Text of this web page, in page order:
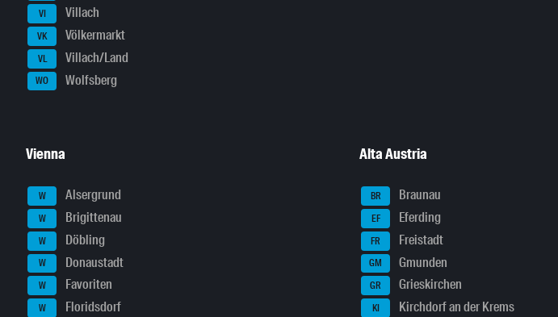
VI Villach
VK Völkermarkt
VL Villach/Land
WO Wolfsberg
Vienna
W Alsergrund
W Brigittenau
W Döbling
W Donaustadt
W Favoriten
W Floridsdorf
Alta Austria
BR Braunau
EF Eferding
FR Freistadt
GM Gmunden
GR Grieskirchen
KI Kirchdorf an der Krems